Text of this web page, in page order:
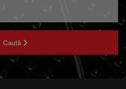
Caută